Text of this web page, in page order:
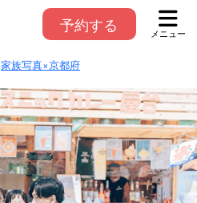
予約する メニュー
家族写真×京都府